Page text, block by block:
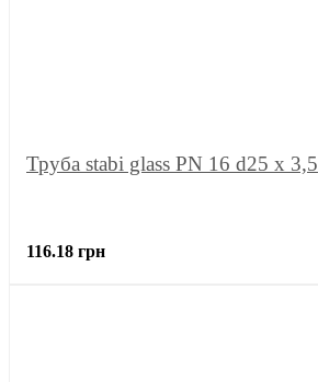
Труба stabi glass PN 16 d25 х 3,5
116.18 грн